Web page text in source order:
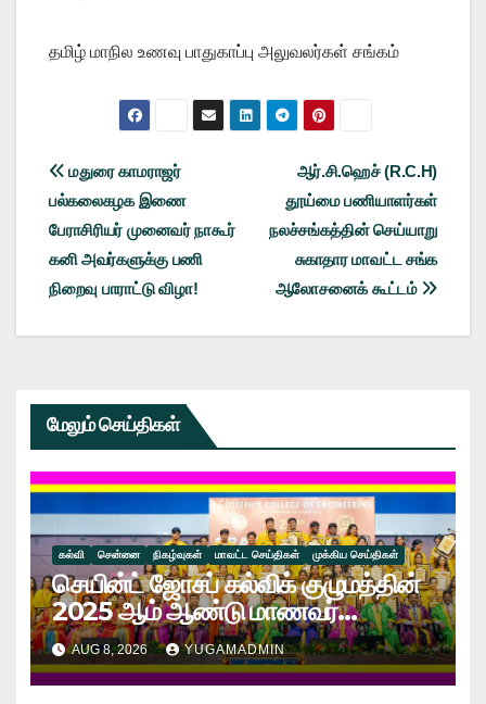
தமிழ் மாநில உணவு பாதுகாப்பு அலுவலர்கள் சங்கம்
Post
navigation
ஆர்.சி.ஹெச் (R.C.H)
தூய்மை பணியாளர்கள்
நலச்சங்கத்தின் செய்யாறு
சுகாதார மாவட்ட சங்க
ஆலோசனைக் கூட்டம்
மதுரை காமராஜர்
பல்கலைகழக இணை
பேராசிரியர் முனைவர் நாகூர்
கனி அவர்களுக்கு பணி
நிறைவு பாராட்டு விழா!
மேலும் செய்திகள்
கல்வி சென்னை நிகழ்வுகள் மாவட்ட செய்திகள் முக்கிய செய்திகள்
செயின்ட் ஜோசப் கல்விக் குழுமத்தின்
2025 ஆம் ஆண்டு மாணவர்
பிரிவுகளுக்கான பட்டமளிப்பு விழா:
வேலைவாய்ப்பு மற்றும் கல்வியில் புதிய
சாதனை!
AUG 8, 2026 YUGAMADMIN